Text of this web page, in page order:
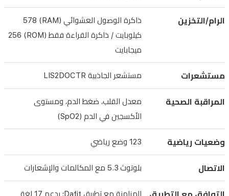
وضغط
SpO2،
إضافة
123
البيانات
مع
الرام/التخزين
ذاكرة الوصول العشوائي (RAM) 578
كيلوبايت / ذاكرة القراءة فقط (ROM) 256
ميجابايت
مستشعرات مستشعر الجاذبية LIS2DOCTR
المراقبة الصحية
معدل القلب، ضغط الدم، ومستوى
الأكسجين في الدم (SpO2)
وضعيات رياضية 123 وضع رياضي
الاتصال بلوتوث 5.3 مع المكالمات والإشعارات
المزامنة مع تطبيق Dafit؛ يدعم 17 لغة